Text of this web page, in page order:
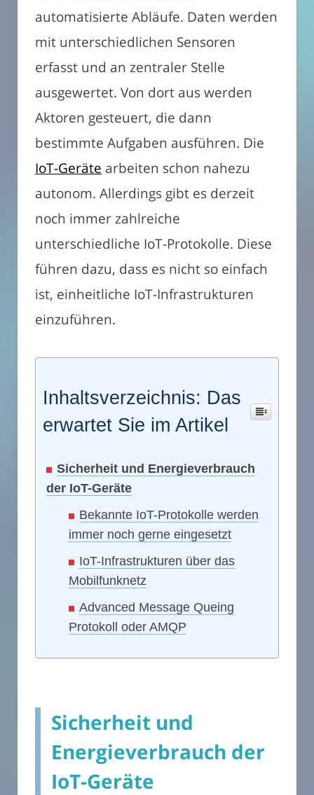
automatisierte Abläufe. Daten werden
mit unterschiedlichen Sensoren
erfasst und an zentraler Stelle
ausgewertet. Von dort aus werden
Aktoren gesteuert, die dann
bestimmte Aufgaben ausführen. Die
IoT-Geräte arbeiten schon nahezu
autonom. Allerdings gibt es derzeit
noch immer zahlreiche
unterschiedliche IoT-Protokolle. Diese
führen dazu, dass es nicht so einfach
ist, einheitliche IoT-Infrastrukturen
einzuführen.
Inhaltsverzeichnis: Das
erwartet Sie im Artikel
Sicherheit und Energieverbrauch
der IoT-Geräte
Bekannte IoT-Protokolle werden
immer noch gerne eingesetzt
IoT-Infrastrukturen über das
Mobilfunknetz
Advanced Message Queing
Protokoll oder AMQP
Sicherheit und
Energieverbrauch der
IoT-Geräte